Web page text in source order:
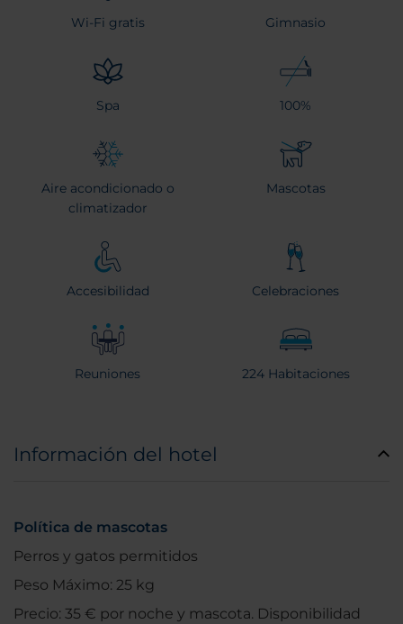
Wi-Fi gratis Gimnasio
Spa 100%
Aire acondicionado o
climatizador
Mascotas
Accesibilidad Celebraciones
Reuniones 224 Habitaciones
Información del hotel
Política de mascotas
Perros y gatos permitidos
Peso Máximo: 25 kg
Precio: 35 € por noche y mascota. Disponibilidad